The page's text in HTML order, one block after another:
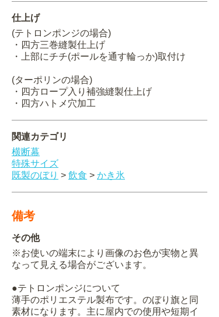
仕上げ
(テトロンポンジの場合)
・四方三巻縫製仕上げ
・上部にチチ(ポールを通す輪っか)取付け
(ターポリンの場合)
・四方ロープ入り補強縫製仕上げ
・四方ハトメ穴加工
関連カテゴリ
横断幕
特殊サイズ
既製のぼり > 飲食 > かき氷
備考
その他
※お使いの端末により画像のお色が実物と異
なって見える場合がございます。
●テトロンポンジについて
薄手のポリエステル製布です。のぼり旗と同
素材になります。主に屋内での使用や短期イ